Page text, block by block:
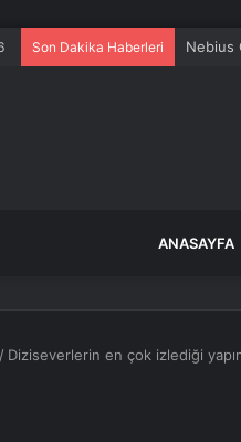
Son Dakika Haberleri Nebius
ANASAYFA
/ Diziseverlerin en çok izlediği